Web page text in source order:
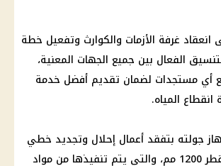
غرفة الأزمات والكوارث وتفعيل خطة
الفعال بين جميع الجهات المعنية،
أي مستجدات لضمان تقديم أفضل خدمة
المياه.
جولته بتفقد أعمال إحلال وتجديد خطي
المياه المرشحة بقطر 1200 مم، والتي يتم تنفيذها من مواد